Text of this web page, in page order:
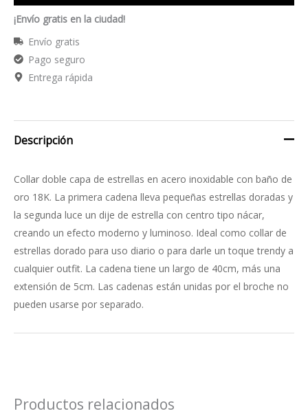
¡Envío gratis en la ciudad!
Envío gratis
Pago seguro
Entrega rápida
Descripción
Collar doble capa de estrellas en acero inoxidable con baño de
oro 18K. La primera cadena lleva pequeñas estrellas doradas y
la segunda luce un dije de estrella con centro tipo nácar,
creando un efecto moderno y luminoso. Ideal como collar de
estrellas dorado para uso diario o para darle un toque trendy a
cualquier outfit. La cadena tiene un largo de 40cm, más una
extensión de 5cm. Las cadenas están unidas por el broche no
pueden usarse por separado.
Productos relacionados